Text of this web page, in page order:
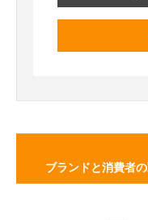
ブランドと消費者